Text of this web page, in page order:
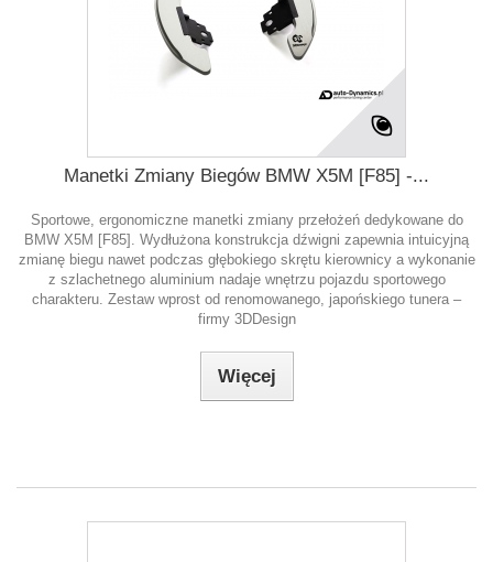
Manetki Zmiany Biegów BMW X5M [F85] -...
Sportowe, ergonomiczne manetki zmiany przełożeń dedykowane do
BMW X5M [F85]. Wydłużona konstrukcja dźwigni zapewnia intuicyjną
zmianę biegu nawet podczas głębokiego skrętu kierownicy a wykonanie
z szlachetnego aluminium nadaje wnętrzu pojazdu sportowego
charakteru. Zestaw wprost od renomowanego, japońskiego tunera –
firmy 3DDesign
Więcej